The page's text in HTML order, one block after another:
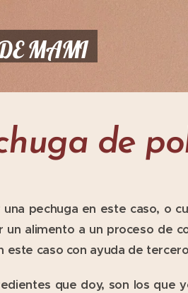
MAMI
de
una pechuga en este caso, o
un alimento a un proceso de
este caso con ayuda de
que doy, son los que